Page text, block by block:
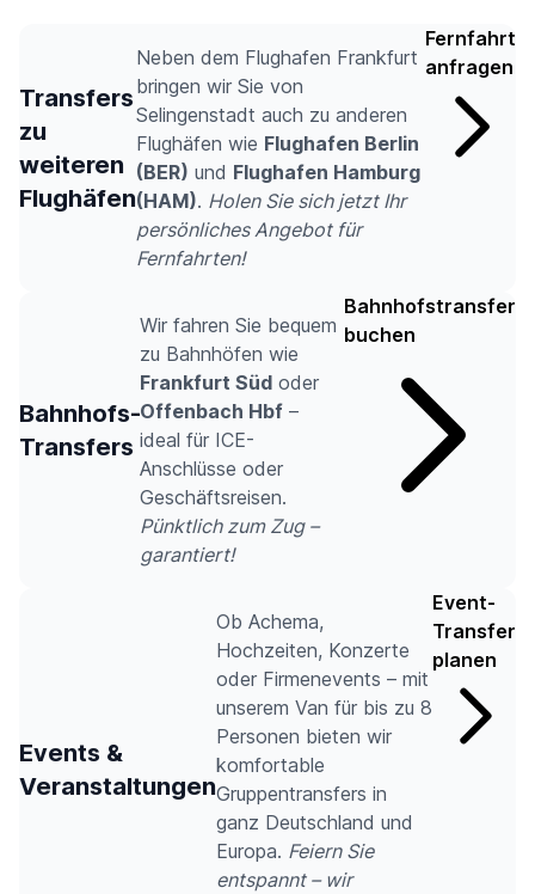
Transfers
zu
weiteren
Flughäfen
Neben dem Flughafen Frankfurt
bringen wir Sie von
Selingenstadt auch zu anderen
Flughäfen wie Flughafen Berlin
(BER) und Flughafen Hamburg
(HAM). Holen Sie sich jetzt Ihr
persönliches Angebot für
Fernfahrten!
Fernfahrt
anfragen
Bahnhofs-
Transfers
Wir fahren Sie bequem
zu Bahnhöfen wie
Frankfurt Süd oder
Offenbach Hbf –
ideal für ICE-
Anschlüsse oder
Geschäftsreisen.
Pünktlich zum Zug –
garantiert!
Bahnhofstransfer
buchen
Events &
Veranstaltungen
Ob Achema,
Hochzeiten, Konzerte
oder Firmenevents – mit
unserem Van für bis zu 8
Personen bieten wir
komfortable
Gruppentransfers in
ganz Deutschland und
Europa. Feiern Sie
entspannt – wir
Event-
Transfer
planen